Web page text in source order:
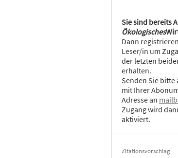
Sie sind bereits
Ökologisches
Dann
Leser/in um
der letzten
erhalten.
Senden Sie bitte
mit Ihrer
Adresse an
Zugang wird
aktiviert.
Zitationsvorschlag